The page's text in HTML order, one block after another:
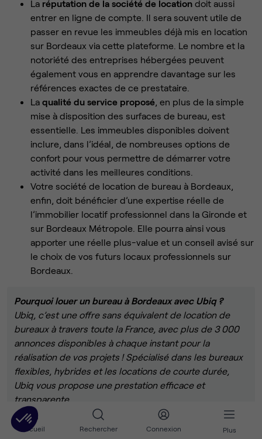
Accueil Rechercher Connexion Plus
La réputation de la société de location doit aussi
entrer en ligne de compte. Il sera souvent utile de
passer en revue les immeubles déjà mis en location
sur Bordeaux via cette plateforme. Le nombre et la
notoriété des entreprises hébergées peuvent
également vous en apprendre davantage sur les
références exactes de ce prestataire.
La qualité du service proposé, en plus de la simple
mise à disposition des surfaces de bureau, est
essentielle. Les immeubles disponibles doivent
inclure, dans l’idéal, de nombreuses options de
confort pour vous permettre de démarrer votre
activité dans les meilleures conditions.
Votre société de location de bureau à Bordeaux,
enfin, doit bénéficier d’une expertise réelle de
l’immobilier locatif professionnel dans la Gironde et
sur Bordeaux Métropole. Elle pourra ainsi vous
apporter une réelle plus-value et un conseil avisé sur
le choix de vos futurs locaux professionnels sur
Bordeaux.
Pourquoi louer un bureau à Bordeaux avec Ubiq ?
Ubiq, c’est une offre sans équivalent de location de
bureaux à travers toute la France, avec plus de 3 000
annonces disponibles à chaque instant pour la
réalisation de vos projets ! Spécialisé dans les bureaux
flexibles, hybrides et les locations de courte durée,
Ubiq vous propose une prestation efficace et
transparente.
Découvrez une grande variété de bureaux en location à